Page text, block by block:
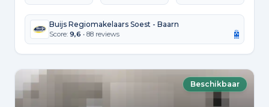
Buijs Regiomakelaars Soest - Baarn
Score: 9,6 • 88 reviews
Beschikbaar